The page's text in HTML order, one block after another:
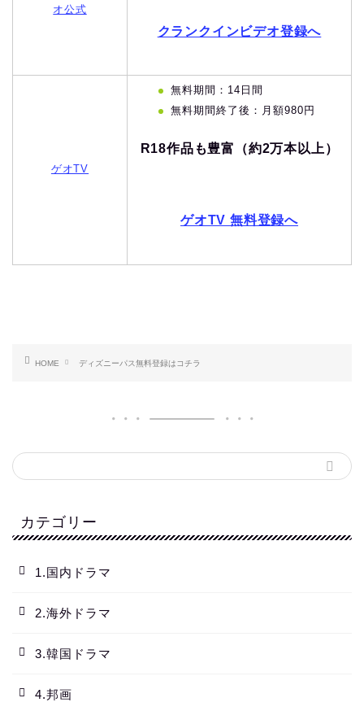
オ公式
クランクインビデオ登録へ
ゲオTV
無料期間：14日間
無料期間終了後：月額980円
R18作品も豊富（約2万本以上）
ゲオTV 無料登録へ
HOME ディズニーパス無料登録はコチラ
カテゴリー
1.国内ドラマ
2.海外ドラマ
3.韓国ドラマ
4.邦画